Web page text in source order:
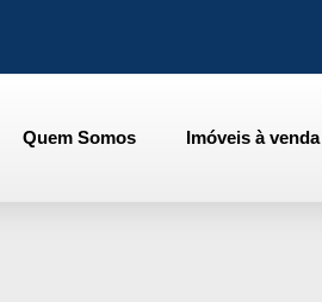
Quem Somos Imóveis à venda